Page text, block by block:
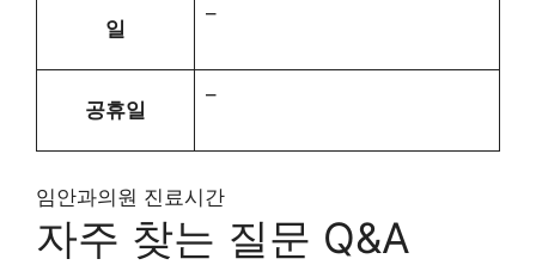
일
–
공휴일
–
임안과의원 진료시간
자주 찾는 질문 Q&A